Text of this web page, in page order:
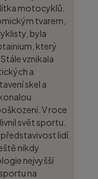
motocyklů.
tvarem,
byla
který
vznikala
a
skel a
V roce
svět sportu.
lidí.
nikdy
nejvyšší
na